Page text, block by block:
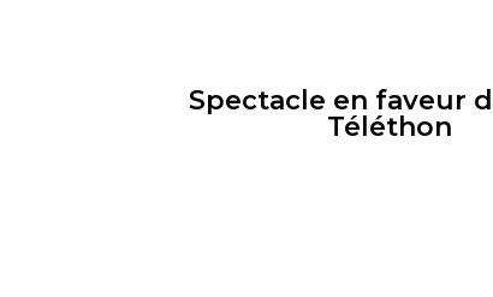
Spectacle en faveur
Téléthon